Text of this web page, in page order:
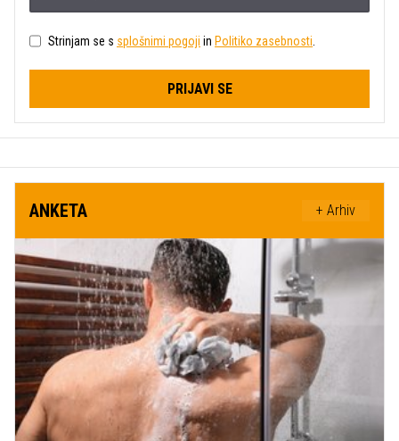
Strinjam se s splošnimi pogoji in Politiko zasebnosti
PRIJAVI SE
ANKETA + Arhiv